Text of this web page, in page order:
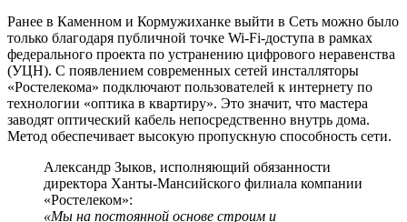
Ранее в Каменном и Кормужиханке выйти в Сеть можно было
только благодаря публичной точке Wi-Fi-доступа в рамках
федерального проекта по устранению цифрового неравенства
(УЦН). С появлением современных сетей инсталляторы
«Ростелекома» подключают пользователей к интернету по
технологии «оптика в квартиру». Это значит, что мастера
заводят оптический кабель непосредственно внутрь дома.
Метод обеспечивает высокую пропускную способность сети.
Александр Зыков, исполняющий обязанности
директора Ханты-Мансийского филиала компании
«Ростелеком»:
«Мы на постоянной основе строим и